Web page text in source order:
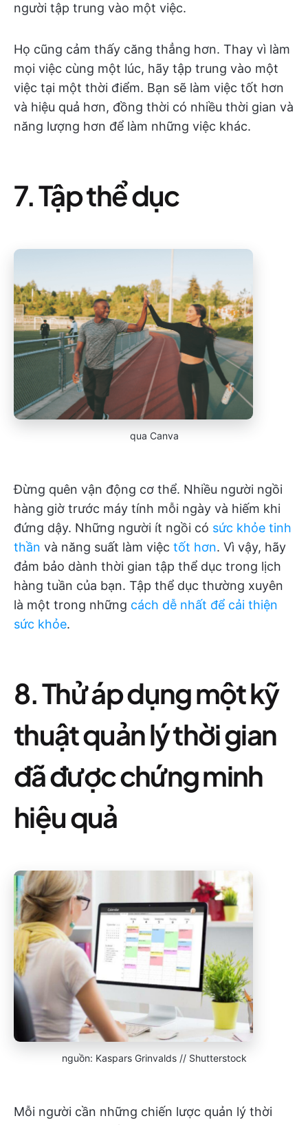
người tập trung vào một việc.
Họ cũng cảm thấy căng thẳng hơn. Thay vì làm
mọi việc cùng một lúc, hãy tập trung vào một
việc tại một thời điểm. Bạn sẽ làm việc tốt hơn
và hiệu quả hơn, đồng thời có nhiều thời gian và
năng lượng hơn để làm những việc khác.
7. Tập thể dục
qua Canva
Đừng quên vận động cơ thể. Nhiều người ngồi
hàng giờ trước máy tính mỗi ngày và hiếm khi
đứng dậy. Những người ít ngồi có sức khỏe tinh
thần và năng suất làm việc tốt hơn. Vì vậy, hãy
đảm bảo dành thời gian tập thể dục trong lịch
hàng tuần của bạn. Tập thể dục thường xuyên
là một trong những cách dễ nhất để cải thiện
sức khỏe.
8. Thử áp dụng một kỹ
thuật quản lý thời gian
đã được chứng minh
hiệu quả
nguồn: Kaspars Grinvalds // Shutterstock
Mỗi người cần những chiến lược quản lý thời